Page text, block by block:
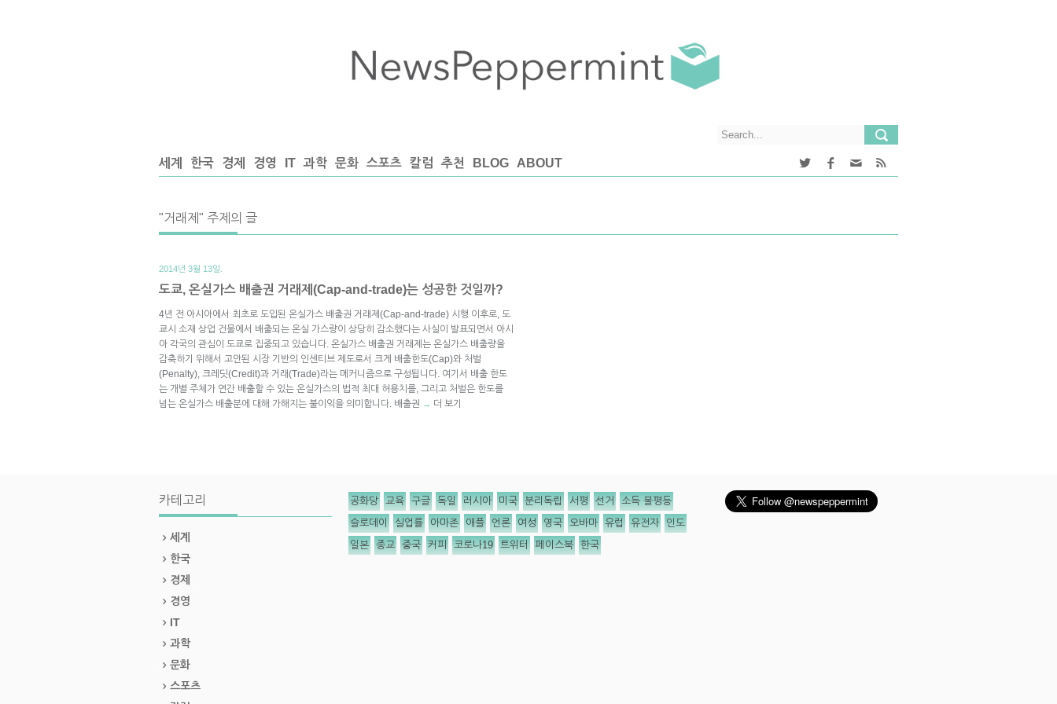
세계 한국 경제 경영 IT 과학 문화 스포츠 칼럼 추천 BLOG ABOUT
"거래제" 주제의 글
2014년 3월 13일.
도쿄, 온실가스 배출권 거래제(Cap-and-trade)는 성공한 것일까?
4년 전 아시아에서 최초로 도입된 온실가스 배출권 거래제(Cap-and-trade) 시행 이후로, 도
쿄시 소재 상업 건물에서 배출되는 온실 가스량이 상당히 감소했다는 사실이 발표되면서 아시
아 각국의 관심이 도쿄로 집중되고 있습니다. 온실가스 배출권 거래제는 온실가스 배출량을
감축하기 위해서 고안된 시장 기반의 인센티브 제도로서 크게 배출한도(Cap)와 처벌
(Penalty), 크레딧(Credit)과 거래(Trade)라는 메커니즘으로 구성됩니다. 여기서 배출 한도
는 개별 주체가 연간 배출할 수 있는 온실가스의 법적 최대 허용치를, 그리고 처벌은 한도를
넘는 온실가스 배출분에 대해 가해지는 불이익을 의미합니다. 배출권 → 더 보기
카테고리
세계
한국
경제
경영
IT
과학
문화
스포츠
공화당 교육 구글 독일 러시아 미국 분리독립 서평 선거 소득 불평등
슬로데이 실업률 아마존 애플 언론 여성 영국 오바마 유럽 유전자 인도
일본 종교 중국 커피 코로나19 트위터 페이스북 한국